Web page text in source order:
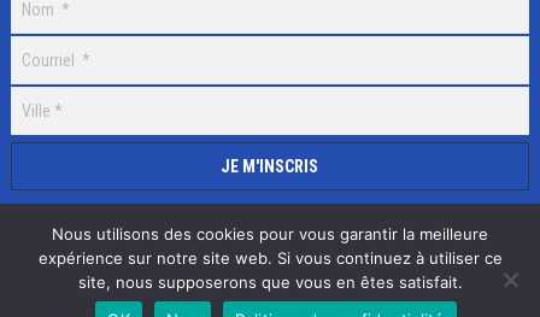
Selectick © 2020 Tous droits réservés, RéalisationAdamaco
Nous utilisons des cookies pour vous garantir la meilleure
expérience sur notre site web. Si vous continuez à utiliser ce
site, nous supposerons que vous en êtes satisfait.